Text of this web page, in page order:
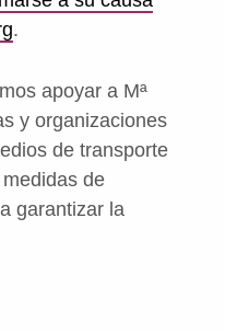
.
apoyar a Mª
y organizaciones
de transporte
de
garantizar la